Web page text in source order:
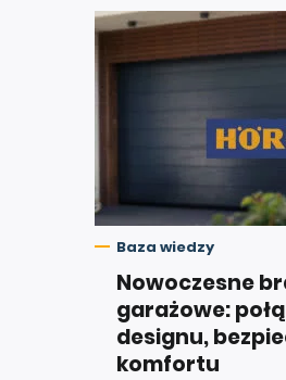
Baza wiedzy
Nowoczesne
garażowe:
designu,
komfortu